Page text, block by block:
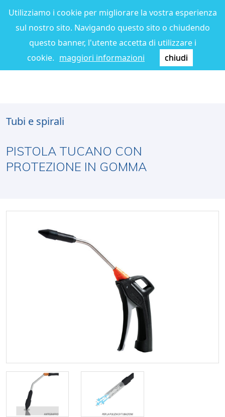
Utilizziamo i cookie per migliorare la vostra esperienza
sul nostro sito. Navigando questo sito o chiudendo
questo banner, l'utente accetta di utilizzare i
cookie. maggiori informazioni chiudi
Tubi e spirali
PISTOLA TUCANO CON
PROTEZIONE IN GOMMA